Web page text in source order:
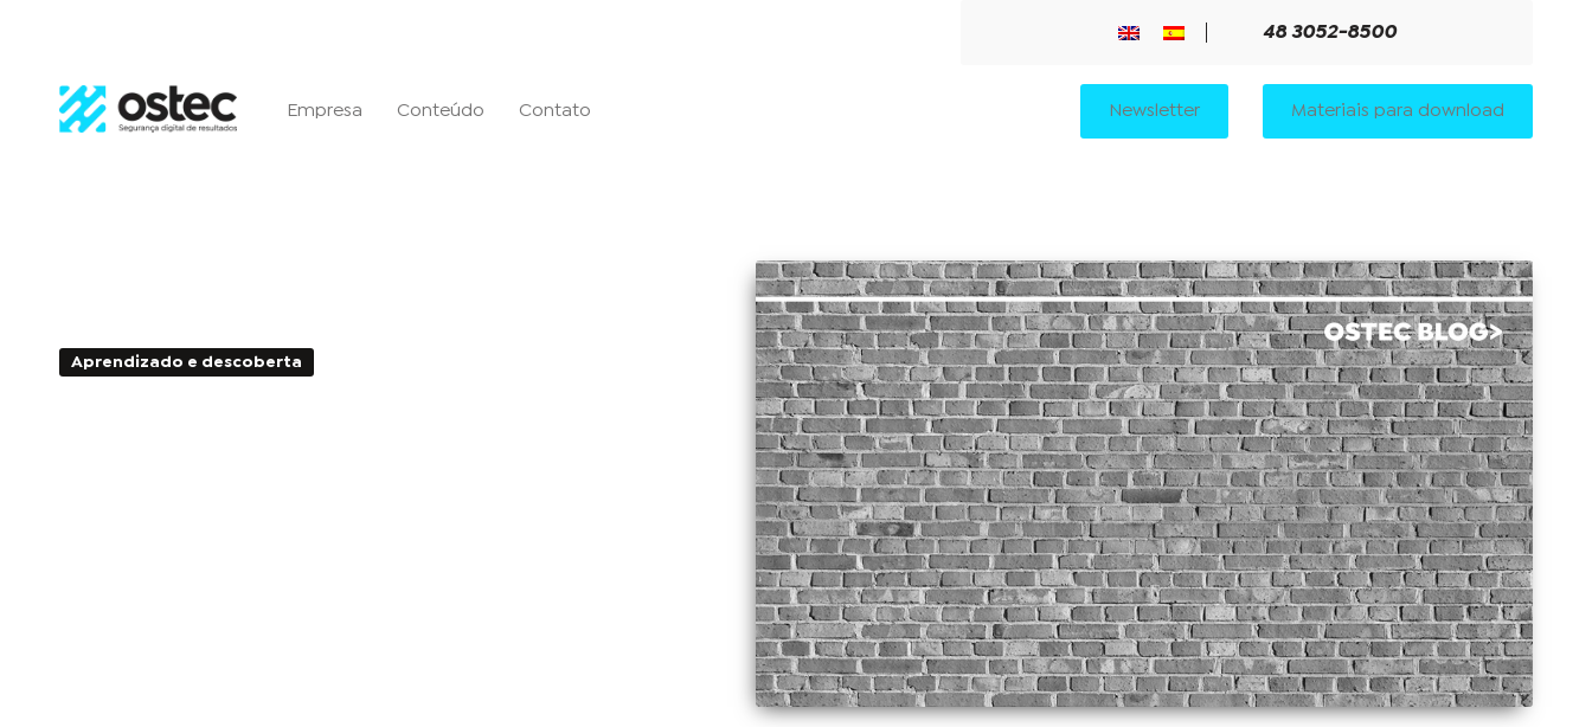
48 3052-8500
Empresa Conteúdo Contato Newsletter Materiais para download
Aprendizado e descoberta